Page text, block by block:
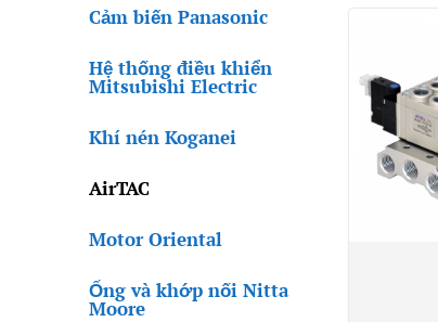
Cảm biến Panasonic
Hệ thống điều khiển
Mitsubishi Electric
Khí nén Koganei
AirTAC
Motor Oriental
Ống và khớp nối Nitta
Moore